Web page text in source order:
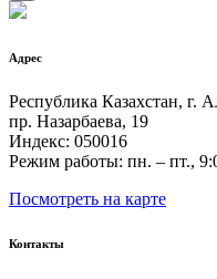
Адрес
Республика Казахстан, г.
пр. Назарбаева, 19
Индекс: 050016
Режим работы: пн. – пт.,
Посмотреть на карте
Контакты